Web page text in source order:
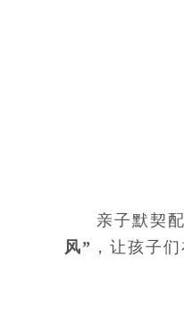
亲子默契
风” ，让孩子